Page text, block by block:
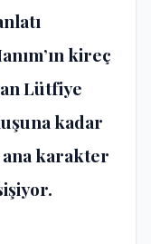
kireç
Lütfiye
kadar
karakter